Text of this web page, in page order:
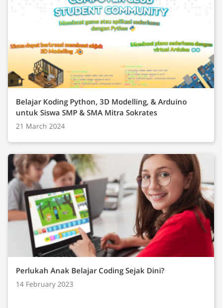
School leader dapat memanfaatkan data
pembelajaran, instrumen evaluasi digital, serta
analisis kinerja berbasis data untuk pengambilan
keputusan yang lebih akurat dan objektif. Penutup
Teachers Performance Management for School
Leader bukan sekadar proses penilaian kinerja,
membangun ekosistem sekolah yang berkualitas.
mendorong guru untuk terus berkembang dan
pada akhirnya meningkatkan mutu pendidikan
secara menyeluruh. Untuk dapat memahami lebih
lanjut dapat menghubungi Sokrates.
Belajar Koding Python, 3D Modelling, & Arduino
untuk Siswa SMP & SMA Mitra Sokrates
21 March 2024
Perlukah Anak Belajar Coding Sejak Dini?
14 February 2023